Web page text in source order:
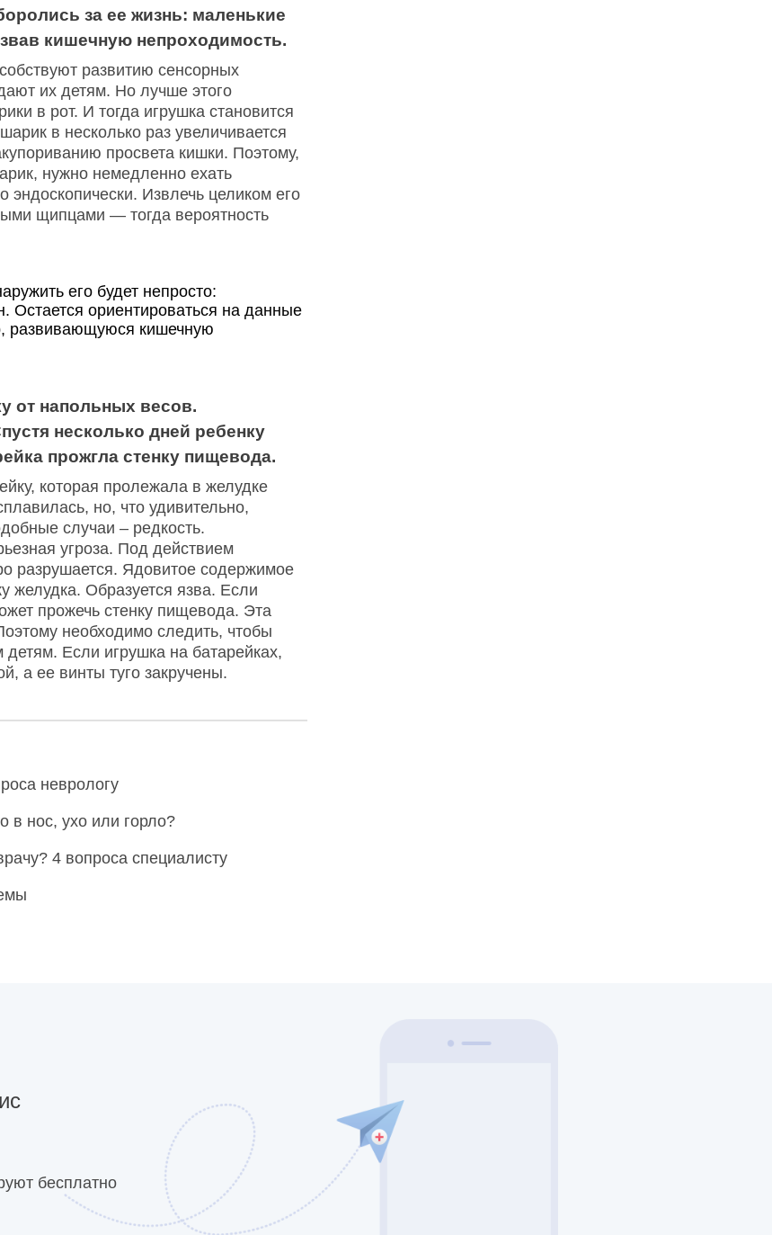
за ее жизнь: маленькие
кишечную непроходимость.
развитию сенсорных
их детям. Но лучше этого
в рот. И тогда игрушка становится
в несколько раз увеличивается
просвета кишки. Поэтому,
нужно немедленно ехать
эндоскопически. Извлечь целиком его
щипцами — тогда вероятность
его будет непросто:
Остается ориентироваться на данные
развивающуюся кишечную
от напольных весов.
несколько дней ребенку
прожгла стенку пищевода.
которая пролежала в желудке
но, что удивительно,
случаи – редкость.
угроза. Под действием
разрушается. Ядовитое содержимое
желудка. Образуется язва. Если
прожечь стенку пищевода. Эта
необходимо следить, чтобы
Если игрушка на батарейках,
а ее винты туго закручены.
неврологу
в нос, ухо или горло?
4 вопроса специалисту
бесплатно